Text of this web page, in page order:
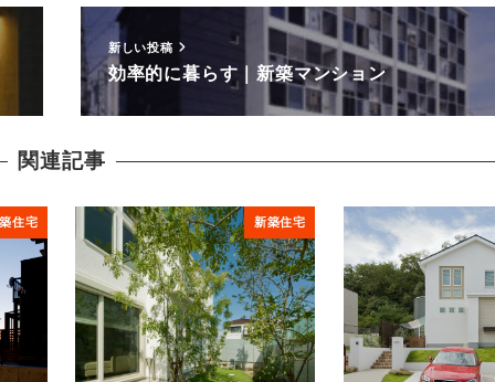
新しい投稿
効率的に暮らす｜新築マンション
関連記事
住宅 新築住宅